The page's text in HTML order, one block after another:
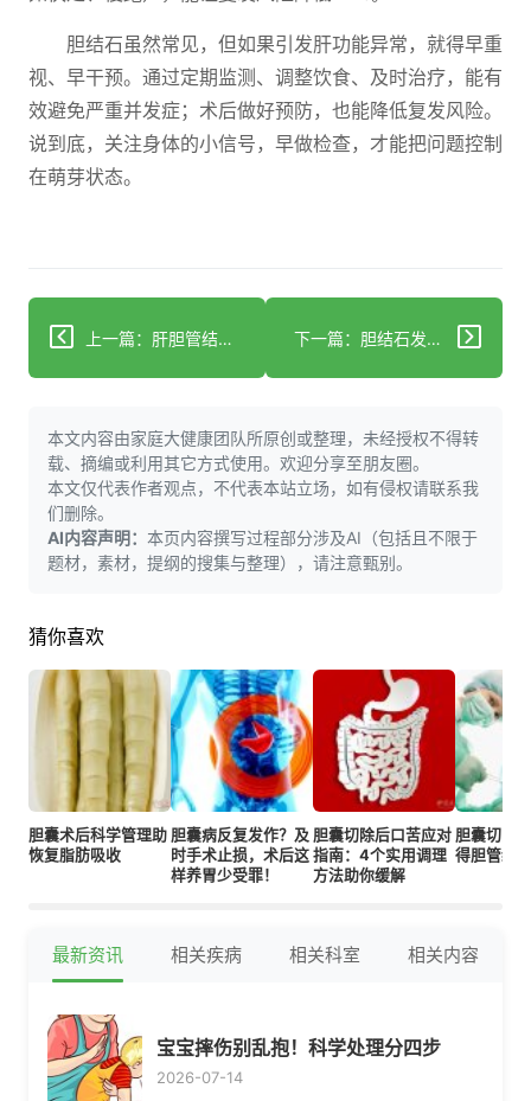
胆结石虽然常见，但如果引发肝功能异常，就得早重
视、早干预。通过定期监测、调整饮食、及时治疗，能有
效避免严重并发症；术后做好预防，也能降低复发风险。
说到底，关注身体的小信号，早做检查，才能把问题控制
在萌芽状态。
上一篇：肝胆管结石病怎么治？科学方案帮你选对方式 下一篇：胆结石发作分级处理法：80%患者可避免紧急手术！
本文内容由家庭大健康团队所原创或整理，未经授权不得转
载、摘编或利用其它方式使用。欢迎分享至朋友圈。
本文仅代表作者观点，不代表本站立场，如有侵权请联系我
们删除。
AI内容声明： 本页内容撰写过程部分涉及AI（包括且不限于
题材，素材，提纲的搜集与整理），请注意甄别。
猜你喜欢
胆囊术后科学管理助
恢复脂肪吸收
胆囊病反复发作？及
时手术止损，术后这
样养胃少受罪！
胆囊切除后口苦应对
指南：4个实用调理
方法助你缓解
胆囊切除
得胆管结
最新资讯 相关疾病 相关科室 相关内容
宝宝摔伤别乱抱！科学处理分四步
2026-07-14